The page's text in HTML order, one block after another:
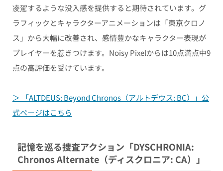
凌駕するような没入感を提供すると期待されています。グ
ラフィックとキャラクターアニメーションは「東京クロノ
ス」から大幅に改善され、感情豊かなキャラクター表現が
プレイヤーを惹きつけます。Noisy Pixelからは10点満点中9
点の高評価を受けています。
＞ 「ALTDEUS: Beyond Chronos（アルトデウス: BC）」公
式ページはこちら
記憶を巡る捜査アクション「DYSCHRONIA:
Chronos Alternate（ディスクロニア: CA）」